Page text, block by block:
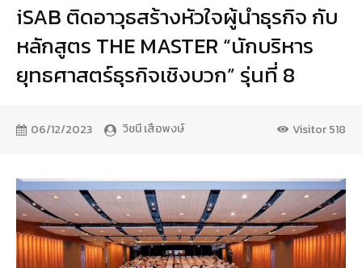
iSAB ติดอาวุธสร้างหัวใจผู้นำธุรกิจ กับ
หลักสูตร THE MASTER “นักบริหาร
ยุทธศาสตร์ธุรกิจเชิงบวก” รุ่นที่ 8
06/12/2023 วิชนี เสือพงษ์ Visitor518